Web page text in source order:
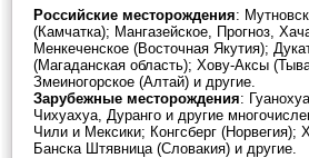
Российские месторождения:
(Камчатка); Мангазейское, Прогноз,
Менкеченское (Восточная Якутия);
(Магаданская область); Хову-Аксы
Змеиногорское (Алтай) и другие.
Зарубежные месторождения:
Чихуахуа, Дуранго и другие
Чили и Мексики; Конгсберг (Норвегия);
Банска Штявница (Словакия) и другие.